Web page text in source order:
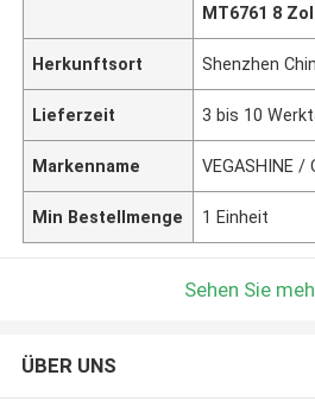
MT6761 8
Herkunftsort Shenzhen
Lieferzeit 3 bis 10
Markenname VEGASHINE /
Min Bestellmenge 1 Einheit
Sehen Sie
ÜBER UNS